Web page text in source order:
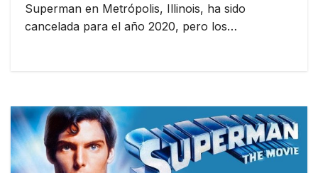
Superman en Metrópolis, Illinois, ha sido
cancelada para el año 2020, pero los…